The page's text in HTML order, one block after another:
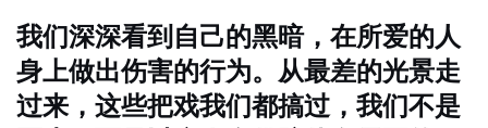
我们深深看到自己的黑暗，在所爱的人
身上做出伤害的行为。从最差的光景走
过来，这些把戏我们都搞过，我们不是